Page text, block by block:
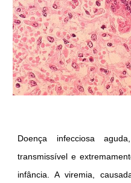
Doença infecciosa
transmissível e
infância. A viremia,